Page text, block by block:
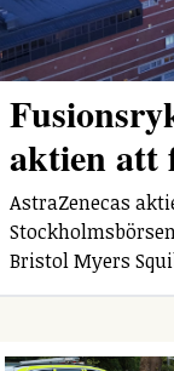
aktien att
AstraZenecas
Bristol Myers